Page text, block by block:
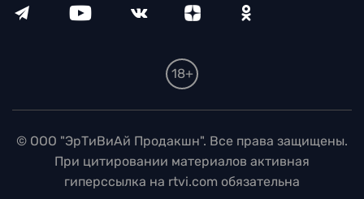
18+
© ООО "ЭрТиВиАй Продакшн". Все права защищены.
При цитировании материалов активная
гиперссылка на rtvi.com обязательна